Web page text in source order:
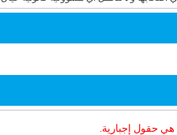
هي حقول إجبارية.